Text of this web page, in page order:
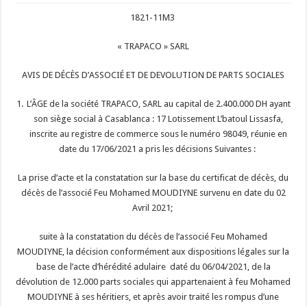
1821-11M3
« TRAPACO » SARL
AVIS DE DÉCÈS D’ASSOCIÉ ET DE DEVOLUTION DE PARTS SOCIALES
L’ÂGE de la société TRAPACO, SARL au capital de 2.400.000 DH ayant
son siège social à Casablanca : 17 Lotissement L’batoul Lissasfa,
inscrite au registre de commerce sous le numéro 98049, réunie en
date du 17/06/2021 a pris les décisions Suivantes :
La prise d’acte et la constatation sur la base du certificat de décès, du
décès de l’associé Feu Mohamed MOUDIYNE survenu en date du 02
Avril 2021;
suite à la constatation du décès de l’associé Feu Mohamed
MOUDIYNE, la décision conformément aux dispositions légales sur la
base de l’acte d’hérédité adulaire daté du 06/04/2021, de la
dévolution de 12.000 parts sociales qui appartenaient à feu Mohamed
MOUDIYNE à ses héritiers, et après avoir traité les rompus d’une